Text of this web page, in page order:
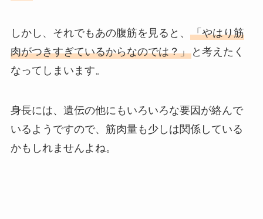
しかし、それでもあの腹筋を見ると、 「やはり筋
肉がつきすぎているからなのでは？」と考えたく
なってしまいます。
身長には、遺伝の他にもいろいろな要因が絡んで
いるようですので、筋肉量も少しは関係している
かもしれませんよね。